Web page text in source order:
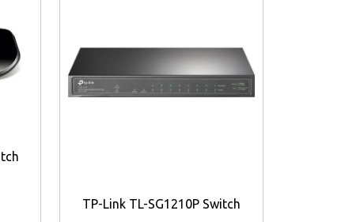
gör den till ett utmärkt val för alla som vill
TP-Link TL-SG1210P Switch